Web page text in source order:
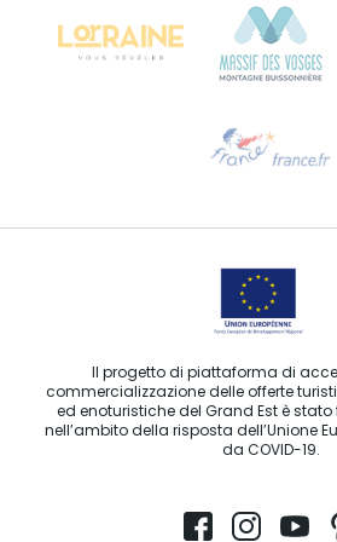
Contattaci per e-
Il progetto di piattaforma di
commercializzazione delle offerte
ed enoturistiche del Grand Est è stato
nell’ambito della risposta dell’Unione
da COVID-19.